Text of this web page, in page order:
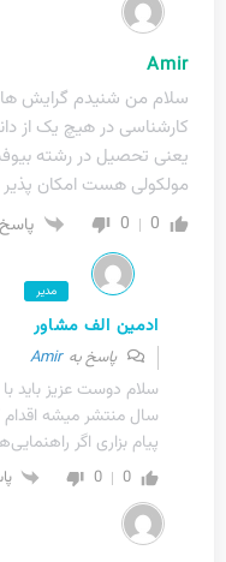
Amir
سلام من شنیدم گرایش
کارشناسی در هیچ یک از
یعنی تحصیل در رشته
مولکولی هست امکان
0
0 پاسخ
مدیر
ادمین الف مشاور
پاسخ بهAmir
سلام دوست عزیز باید
سال منتشر میشه اقدام
پیام بزاری اگر
0
0